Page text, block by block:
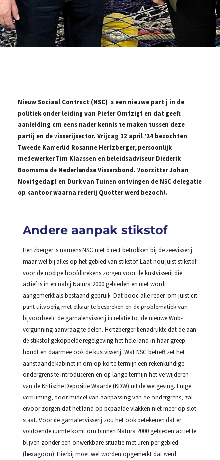
Nieuw Sociaal Contract (NSC) is een nieuwe partij in de
politiek onder leiding van Pieter Omtzigt en dat geeft
aanleiding om eens nader kennis te maken tussen deze
partij en de visserijsector. Vrijdag 12 april ’24 bezochten
Tweede Kamerlid Rosanne Hertzberger, persoonlijk
medewerker Tim Klaassen en beleidsadviseur Diederik
Boomsma de Nederlandse Vissersbond. Voorzitter Johan
Nooitgedagt en Durk van Tuinen ontvingen de NSC delegatie
op kantoor waarna rederij Quotter werd bezocht.
Andere aanpak stikstof
Hertzberger is namens NSC niet direct betrokken bij de zeevisserij
maar wel bij alles op het gebied van stikstof. Laat nou juist stikstof
voor de nodige hoofdbrekens zorgen voor de kustvisserij die
actief is in en nabij Natura 2000 gebieden en niet wordt
aangemerkt als bestaand gebruik. Dat bood alle reden om juist dit
punt uitvoerig met elkaar te bespreken en de problematiek van
bijvoorbeeld de garnalenvisserij in relatie tot de nieuwe Wnb-
vergunning aanvraag te delen. Hertzberger benadrukte dat de aan
de stikstof gekoppelde regelgeving het hele land in haar greep
houdt en daarmee ook de kustvisserij. Wat NSC betreft zet het
aanstaande kabinet in om op korte termijn een rekenkundige
ondergrens te introduceren en op lange termijn het verwijderen
van de Kritische Depositie Waarde (KDW) uit de wetgeving. Enige
verruiming, door middel van aanpassing van de ondergrens, zal
ervoor zorgen dat het land op bepaalde vlakken niet meer op slot
staat. Voor de garnalenvisserij zou het ook betekenen dat er
voldoende ruimte komt om binnen Natura 2000 gebieden actief te
blijven zonder een onwerkbare situatie met uren per gebied
(hexagoon). Hierbij moet wel worden opgemerkt dat werd